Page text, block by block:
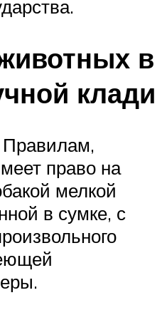
в
клади
право на
мелкой
в сумке, с